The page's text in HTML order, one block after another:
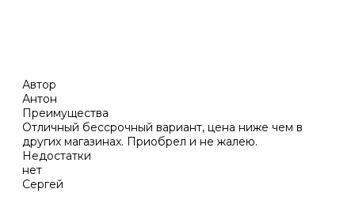
Автор
Антон
Преимущества
Отличный бессрочный вариант, цена ниже чем в
других магазинах. Приобрел и не жалею.
Недостатки
нет
Сергей